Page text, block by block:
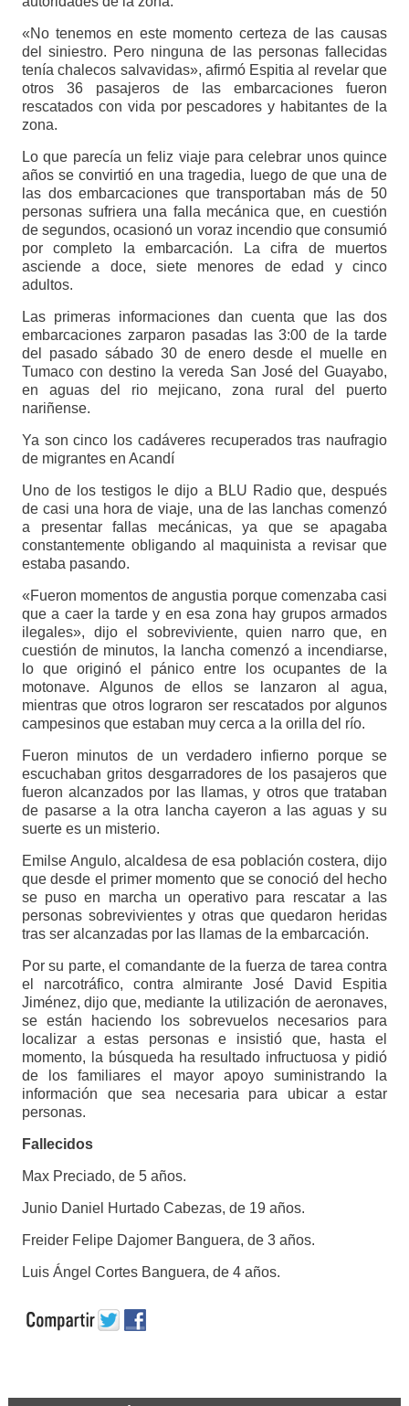
«No tenemos en este momento certeza de las causas
del siniestro. Pero ninguna de las personas fallecidas
tenía chalecos salvavidas», afirmó Espitia al revelar que
otros 36 pasajeros de las embarcaciones fueron
rescatados con vida por pescadores y habitantes de la
zona.
Lo que parecía un feliz viaje para celebrar unos quince
años se convirtió en una tragedia, luego de que una de
las dos embarcaciones que transportaban más de 50
personas sufriera una falla mecánica que, en cuestión
de segundos, ocasionó un voraz incendio que consumió
por completo la embarcación. La cifra de muertos
asciende a doce, siete menores de edad y cinco
adultos.
Las primeras informaciones dan cuenta que las dos
embarcaciones zarparon pasadas las 3:00 de la tarde
del pasado sábado 30 de enero desde el muelle en
Tumaco con destino la vereda San José del Guayabo,
en aguas del rio mejicano, zona rural del puerto
nariñense.
Ya son cinco los cadáveres recuperados tras naufragio
de migrantes en Acandí
Uno de los testigos le dijo a BLU Radio que, después
de casi una hora de viaje, una de las lanchas comenzó
a presentar fallas mecánicas, ya que se apagaba
constantemente obligando al maquinista a revisar que
estaba pasando.
«Fueron momentos de angustia porque comenzaba casi
que a caer la tarde y en esa zona hay grupos armados
ilegales», dijo el sobreviviente, quien narro que, en
cuestión de minutos, la lancha comenzó a incendiarse,
lo que originó el pánico entre los ocupantes de la
motonave. Algunos de ellos se lanzaron al agua,
mientras que otros lograron ser rescatados por algunos
campesinos que estaban muy cerca a la orilla del río.
Fueron minutos de un verdadero infierno porque se
escuchaban gritos desgarradores de los pasajeros que
fueron alcanzados por las llamas, y otros que trataban
de pasarse a la otra lancha cayeron a las aguas y su
suerte es un misterio.
Emilse Angulo, alcaldesa de esa población costera, dijo
que desde el primer momento que se conoció del hecho
se puso en marcha un operativo para rescatar a las
personas sobrevivientes y otras que quedaron heridas
tras ser alcanzadas por las llamas de la embarcación.
Por su parte, el comandante de la fuerza de tarea contra
el narcotráfico, contra almirante José David Espitia
Jiménez, dijo que, mediante la utilización de aeronaves,
se están haciendo los sobrevuelos necesarios para
localizar a estas personas e insistió que, hasta el
momento, la búsqueda ha resultado infructuosa y pidió
de los familiares el mayor apoyo suministrando la
información que sea necesaria para ubicar a estar
personas.
Fallecidos
Max Preciado, de 5 años.
Junio Daniel Hurtado Cabezas, de 19 años.
Freider Felipe Dajomer Banguera, de 3 años.
Luis Ángel Cortes Banguera, de 4 años.